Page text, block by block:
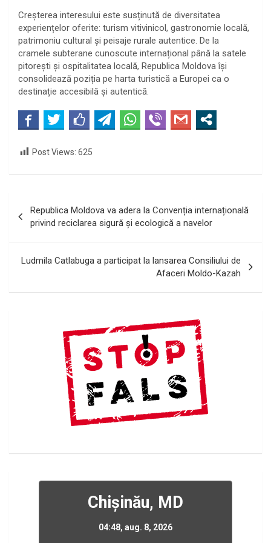
Creșterea interesului este susținută de diversitatea
experiențelor oferite: turism vitivinicol, gastronomie locală,
patrimoniu cultural și peisaje rurale autentice. De la
cramele subterane cunoscute internațional până la satele
pitorești și ospitalitatea locală, Republica Moldova își
consolidează poziția pe harta turistică a Europei ca o
destinație accesibilă și autentică.
Post Views: 625
în
articole
Republica Moldova va adera la Convenția internațională
privind reciclarea sigură și ecologică a navelor
Ludmila Catlabuga a participat la lansarea Consiliului de
Afaceri Moldo-Kazah
Chișinău, MD
04:48, aug. 8, 2026